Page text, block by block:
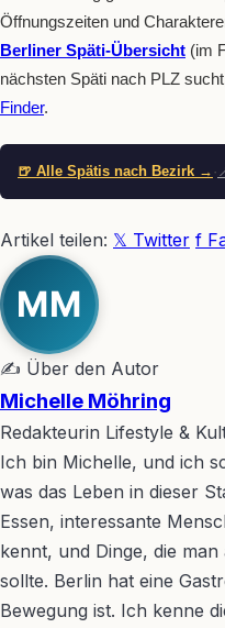
Öffnungszeiten und
Berliner Späti-Übersicht (im
nächsten Späti nach PLZ
Finder.
🍺 Alle Spätis nach Bezirk → ·
Artikel teilen: 𝕏 Twitter f
MM
✍ Über den Autor
Michelle Möhring
Redakteurin Lifestyle &
Ich bin Michelle, und ich
was das Leben in dieser
Essen, interessante
kennt, und Dinge, die
sollte. Berlin hat eine
Bewegung ist. Ich kenne